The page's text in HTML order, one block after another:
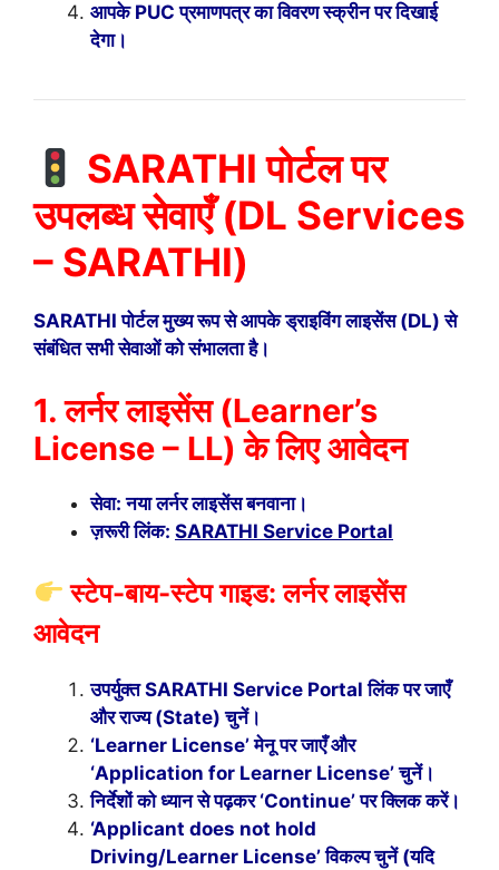
आपके PUC प्रमाणपत्र का विवरण स्क्रीन पर दिखाई
देगा।
SARATHI पोर्टल पर
उपलब्ध सेवाएँ (DL Services
– SARATHI)
SARATHI पोर्टल मुख्य रूप से आपके ड्राइविंग लाइसेंस (DL) से
संबंधित सभी सेवाओं को संभालता है।
1. लर्नर लाइसेंस (Learner’s
License – LL) के लिए आवेदन
सेवा: नया लर्नर लाइसेंस बनवाना।
ज़रूरी लिंक: SARATHI Service Portal
स्टेप-बाय-स्टेप गाइड: लर्नर लाइसेंस
आवेदन
उपर्युक्त SARATHI Service Portal लिंक पर जाएँ
और राज्य (State) चुनें।
‘Learner License’ मेनू पर जाएँ और
‘Application for Learner License’ चुनें।
निर्देशों को ध्यान से पढ़कर ‘Continue’ पर क्लिक करें।
‘Applicant does not hold
Driving/Learner License’ विकल्प चुनें (यदि